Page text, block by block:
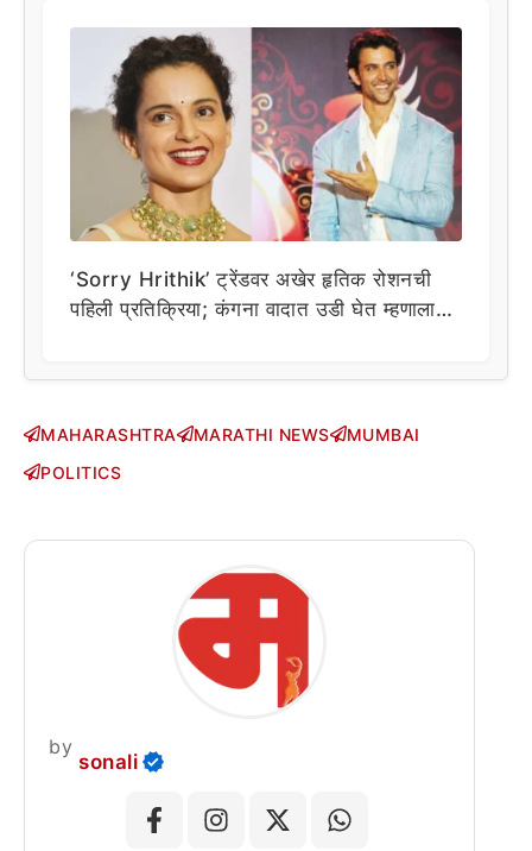
‘Sorry Hrithik’ ट्रेंडवर अखेर हृतिक रोशनची
पहिली प्रतिक्रिया; कंगना वादात उडी घेत म्हणाला…
MAHARASHTRA MARATHI NEWS
MUMBAI
POLITICS
by
sonali